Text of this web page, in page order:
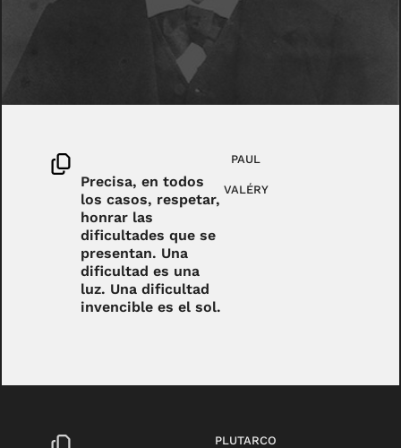
Precisa, en todos
los casos, respetar,
honrar las
dificultades que se
presentan. Una
dificultad es una
luz. Una dificultad
invencible es el sol.
PAUL
VALÉRY
PLUTARCO